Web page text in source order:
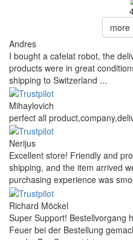
more
Andres
I bought a cafelat robot, the
products were in great
shipping to Switzerland ...
Mihaylovich
perfect all
Nerijus
Excellent store! Friendly and
shipping, and the item arrived
purchasing experience was
Richard Möckel
Super Support! Bestellvorgang
Feuer bei der Bestellung